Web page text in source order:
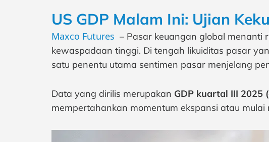
US GDP Malam Ini: Ujian
Maxco Futures – Pasar keuangan global menanti
kewaspadaan tinggi. Di tengah likuiditas pasar
satu penentu utama sentimen pasar menjelang
Data yang dirilis merupakan GDP kuartal III 2025
mempertahankan momentum ekspansi atau